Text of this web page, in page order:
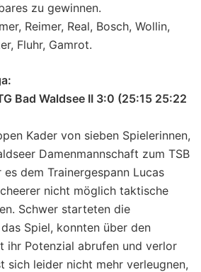
zu gewinnen.
Reimer, Real, Bosch, Wollin,
Fluhr, Gamrot.
Bad Waldsee II 3:0 (25:15 25:22
Kader von sieben Spielerinnen,
Damenmannschaft zum TSB
es dem Trainergespann Lucas
nicht möglich taktische
Schwer starteten die
Spiel, konnten über den
ihr Potenzial abrufen und verlor
sich leider nicht mehr verleugnen,